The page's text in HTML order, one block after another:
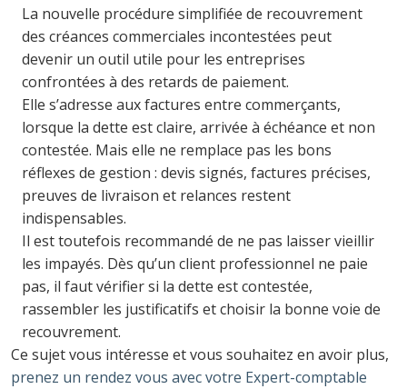
La nouvelle procédure simplifiée de recouvrement
des créances commerciales incontestées peut
devenir un outil utile pour les entreprises
confrontées à des retards de paiement.
Elle s’adresse aux factures entre commerçants,
lorsque la dette est claire, arrivée à échéance et non
contestée. Mais elle ne remplace pas les bons
réflexes de gestion : devis signés, factures précises,
preuves de livraison et relances restent
indispensables.
Il est toutefois recommandé de ne pas laisser vieillir
les impayés. Dès qu’un client professionnel ne paie
pas, il faut vérifier si la dette est contestée,
rassembler les justificatifs et choisir la bonne voie de
recouvrement.
Ce sujet vous intéresse et vous souhaitez en avoir plus,
prenez un rendez vous avec votre Expert-comptable